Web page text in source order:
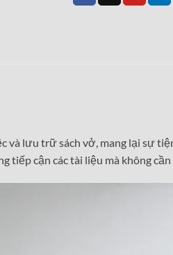
và lưu trữ sách vở, mang lại sự
tiếp cận các tài liệu mà không